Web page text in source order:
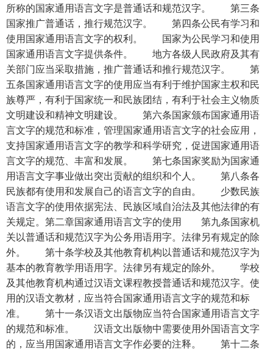
所称的国家通用语言文字是普通话和规范汉字。 第三条
国家推广普通话，推行规范汉字。 第四条公民有学习和
使用国家通用语言文字的权利。 国家为公民学习和使用
国家通用语言文字提供条件。 地方各级人民政府及其有
关部门应当采取措施，推广普通话和推行规范汉字。 第
五条国家通用语言文字的使用应当有利于维护国家主权和民
族尊严，有利于国家统一和民族团结，有利于社会主义物质
文明建设和精神文明建设。 第六条国家颁布国家通用语
言文字的规范和标准，管理国家通用语言文字的社会应用，
支持国家通用语言文字的教学和科学研究，促进国家通用语
言文字的规范、丰富和发展。 第七条国家奖励为国家通
用语言文字事业做出突出贡献的组织和个人。 第八条各
民族都有使用和发展自己的语言文字的自由。 少数民族
语言文字的使用依据宪法、民族区域自治法及其他法律的有
关规定。第二章国家通用语言文字的使用 第九条国家机
关以普通话和规范汉字为公务用语用字。法律另有规定的除
外。 第十条学校及其他教育机构以普通话和规范汉字为
基本的教育教学用语用字。法律另有规定的除外。 学校
及其他教育机构通过汉语文课程教授普通话和规范汉字。使
用的汉语文教材，应当符合国家通用语言文字的规范和标
准。 第十一条汉语文出版物应当符合国家通用语言文字
的规范和标准。 汉语文出版物中需要使用外国语言文字
的，应当用国家通用语言文字作必要的注释。 第十二条